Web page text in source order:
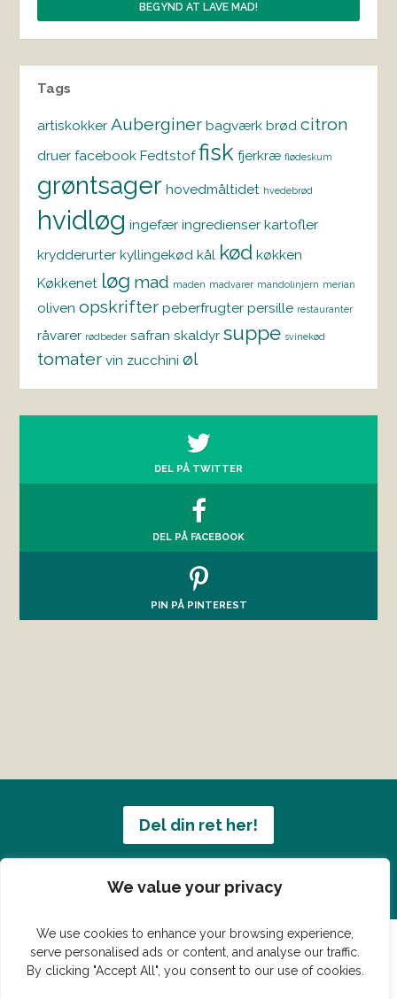
We value your privacy
We use cookies to enhance your browsing experience,
serve personalised ads or content, and analyse our traffic.
By clicking "Accept All", you consent to our use of cookies.
Tags
artiskokker Auberginer bagværk brød citron
druer facebook Fedtstof fisk fjerkræ flødeskum
grøntsager hovedmåltidet hvedebrød
hvidløg ingefær ingredienser kartofler
krydderurter kyllingekød kål kød køkken
Køkkenet løg mad maden madvarer mandolinjern merian
oliven opskrifter peberfrugter persille restauranter
råvarer rødbeder safran skaldyr suppe svinekød
tomater vin zucchini øl
DEL PÅ TWITTER
DEL PÅ FACEBOOK
PIN PÅ PINTEREST
Del din ret her!
Har du en konge ret du vil dele?
© Vildmedmad.dk 2019. God og nem mad!